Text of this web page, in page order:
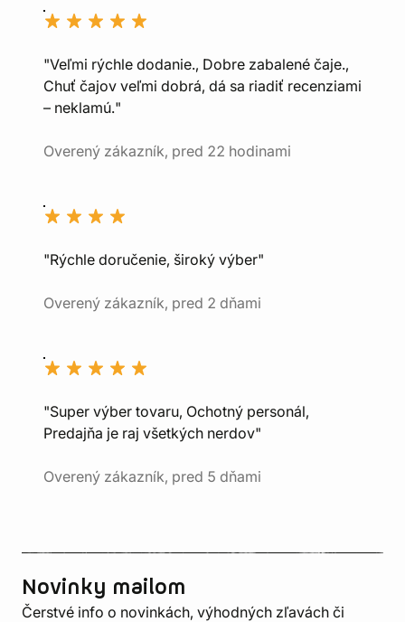
"Veľmi rýchle dodanie., Dobre zabalené čaje.,
Chuť čajov veľmi dobrá, dá sa riadiť recenziami
– neklamú."
Overený zákazník, pred 22 hodinami
"Rýchle doručenie, široký výber"
Overený zákazník, pred 2 dňami
"Super výber tovaru, Ochotný personál,
Predajňa je raj všetkých nerdov"
Overený zákazník, pred 5 dňami
Novinky mailom
Čerstvé info o novinkách, výhodných zľavách či